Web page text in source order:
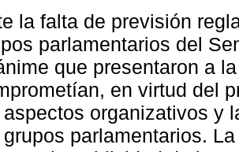
la falta de previsión
parlamentarios del
que presentaron a
en virtud del
organizativos y
parlamentarios.